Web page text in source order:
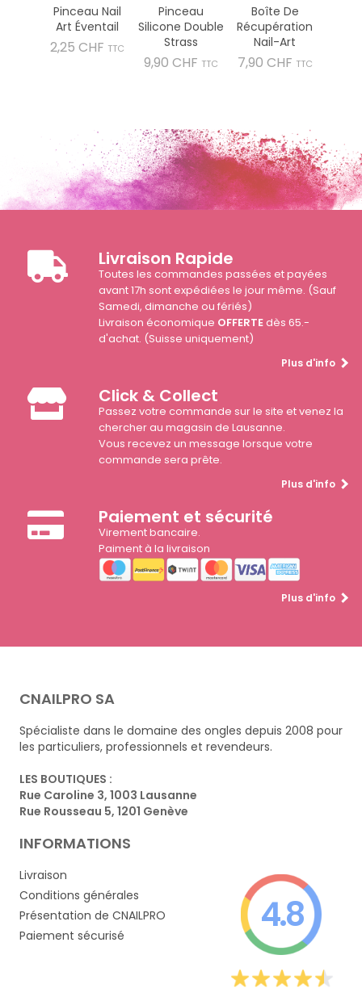
Pinceau Nail
Art Éventail
2,25 CHF Prix
TTC
Pinceau
Silicone Double
Strass
9,90 CHF Prix
TTC
Boîte De
Récupération
Nail-Art
7,90 CHF Prix
TTC
Livraison Rapide
Toutes les commandes passées et payées
avant 17h sont expédiées le jour même. (Sauf
Samedi, dimanche ou fériés)
Livraison économique OFFERTEdès 65.-
d'achat. (Suisse uniquement)
Plus d'info
Click & Collect
Passez votre commande sur le site et venez la
chercher au magasin de Lausanne.
Vous recevez un message lorsque votre
commande sera prête.
Plus d'info
Paiement et sécurité
Virement bancaire.
Paiment à la livraison
Plus d'info
CNAILPRO SA
Spécialiste dans le domaine des ongles depuis 2008 pour
les particuliers, professionnels et revendeurs.
LES BOUTIQUES :
Rue Caroline 3, 1003 Lausanne
Rue Rousseau 5, 1201 Genève
INFORMATIONS
Livraison
Conditions générales
Présentation de CNAILPRO
Paiement sécurisé
4.8